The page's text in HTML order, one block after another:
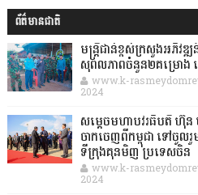
ព័ត៌មានជាតិ
មន្ត្រីជាន់ខ្ពស់ក្រសួងអភិវឌ្
សុពលភាពចំនួន២គម្រោង
www.k-
2024
សម្តេចមហាបវរធិបតី ហ៊ុ
ចាកចេញពីកម្ពុជា ទៅចូល
ទីក្រុងគុនមិញ ប្រទេសចិន
www.k-
2024